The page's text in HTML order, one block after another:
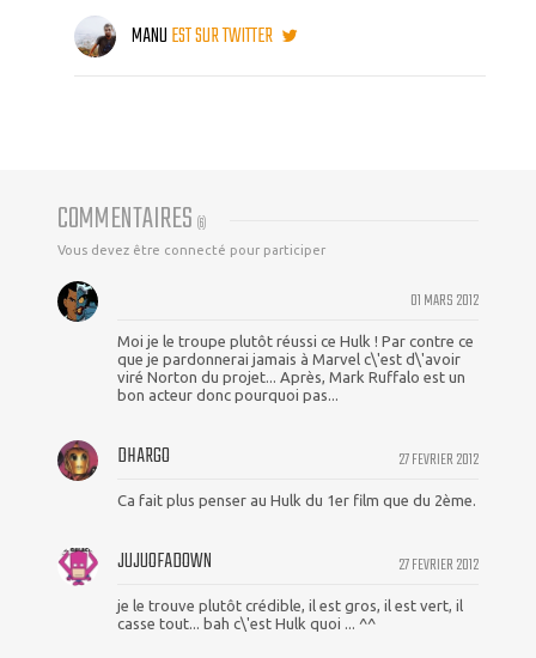
MANUEST SUR TWITTER
COMMENTAIRES (6)
Vous devez être connecté pour participer
01 MARS 2012
Moi je le troupe plutôt réussi ce Hulk ! Par contre ce
que je pardonnerai jamais à Marvel c\'est d\'avoir
viré Norton du projet... Après, Mark Ruffalo est un
bon acteur donc pourquoi pas...
27 FEVRIER 2012
DHARGO
Ca fait plus penser au Hulk du 1er film que du 2ème.
27 FEVRIER 2012
JUJUOFADOWN
je le trouve plutôt crédible, il est gros, il est vert, il
casse tout... bah c\'est Hulk quoi ... ^^